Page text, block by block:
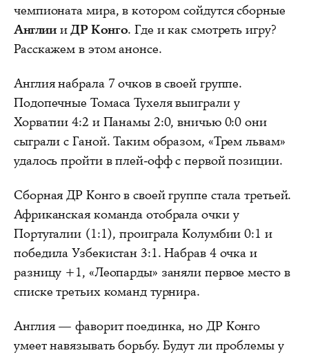
чемпионата мира, в котором сойдутся сборные
АнглиииДР Конго. Где и как смотреть игру?
Расскажем в этом анонсе.
Англия набрала 7 очков в своей группе.
Подопечные Томаса Тухеля выиграли у
Хорватии 4:2 и Панамы 2:0, вничью 0:0 они
сыграли с Ганой. Таким образом, «Трем львам»
удалось пройти в плей-офф с первой позиции.
Сборная ДР Конго в своей группе стала третьей.
Африканская команда отобрала очки у
Португалии (1:1), проиграла Колумбии 0:1 и
победила Узбекистан 3:1. Набрав 4 очка и
разницу +1, «Леопарды» заняли первое место в
списке третьих команд турнира.
Англия — фаворит поединка, но ДР Конго
умеет навязывать борьбу. Будут ли проблемы у